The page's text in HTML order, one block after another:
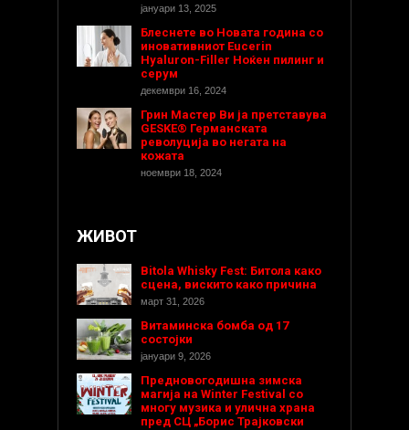
јануари 13, 2025
Блеснете во Новата година со
иновативниот Eucerin
Hyaluron-Filler Ноќен пилинг и
серум
декември 16, 2024
Грин Мастер Ви ја претставува
GESKE® Германската
револуција во негата на
кожата
ноември 18, 2024
ЖИВОТ
Bitola Whisky Fest: Битола како
сцена, вискито како причина
март 31, 2026
Витаминска бомба од 17
состојки
јануари 9, 2026
Предновогодишнa зимска
магија на Winter Festival со
многу музика и улична храна
пред СЦ „Борис Трајковски